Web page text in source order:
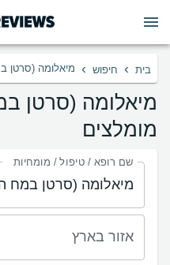
בית › חיפוש › מיאלומה (סרטן
מיאלומה (סרטן
מומלצים
שם רופא / טיפול / מומחיות
אזור בארץ